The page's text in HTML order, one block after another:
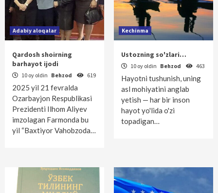
Adabiy aloqalar
Qardosh shoirning
barhayot ijodi
10 oy oldin Behzod 619
2025 yil 21 fevralda
Ozarbayjon Respublikasi
Prezidenti Ilhom Aliyev
imzolagan Farmonda bu
yil “Baxtiyor Vahobzoda…
Kechinma
Ustozning so'zlari…
10 oy oldin Behzod 463
Hayotni tushunish, uning
asl mohiyatini anglab
yetish — har bir inson
hayot yo'lida o'zi
topadigan…